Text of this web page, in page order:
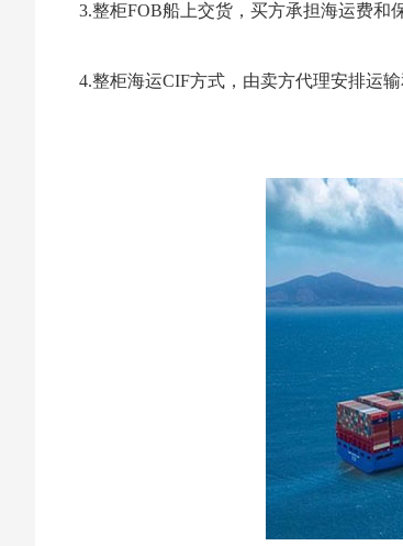
3.整柜FOB船上交货，买方承担海运费和
4.整柜海运CIF方式，由卖方代理安排运